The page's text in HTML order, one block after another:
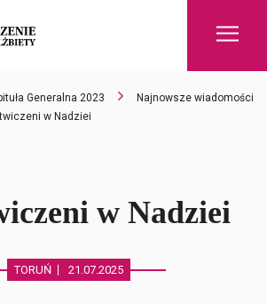
Generalna 2023
Najnowsze wiadomości
w Nadziei
w Nadziei
TORUŃ 21.07.2025